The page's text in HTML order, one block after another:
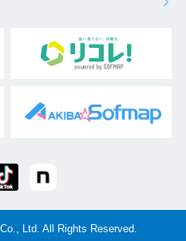
Ltd. All Rights Reserved.